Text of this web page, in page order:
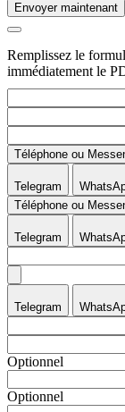
Envoyer maintenant
Remplissez le
immédiatement le
Téléphone ou
Telegram
Téléphone ou
Telegram
Telegram
Optionnel
Optionnel